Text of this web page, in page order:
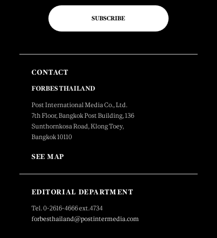
SUBSCRIBE
CONTACT
FORBES THAILAND
Post International Media Co., Ltd.
7th Floor, Bangkok Post Building, 136
Sunthornkosa Road, Klong Toey,
Bangkok 10110
SEE MAP
EDITORIAL DEPARTMENT
Tel. 0-2616-4666 ext.4734
forbesthailand@postintermedia.com